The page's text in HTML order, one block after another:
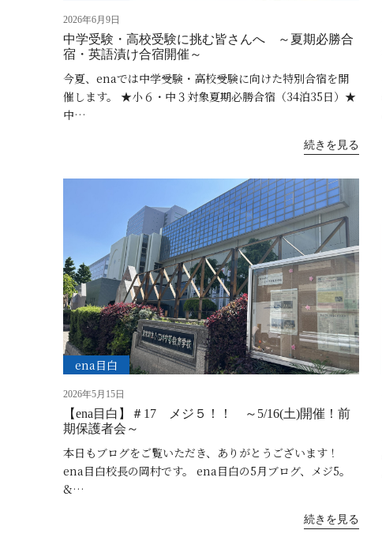
2026年6月9日
中学受験・高校受験に挑む皆さんへ ～夏期必勝合
宿・英語漬け合宿開催～
今夏、enaでは中学受験・高校受験に向けた特別合宿を開
催します。 ★小６・中３対象夏期必勝合宿（34泊35日）★
中…
続きを見る
ena目白
2026年5月15日
【ena目白】＃17 メジ５！！ ～5/16(土)開催！前
期保護者会～
本日もブログをご覧いただき、ありがとうございます！
ena目白校長の岡村です。 ena目白の5月ブログ、メジ5。
&…
続きを見る